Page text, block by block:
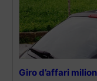
Giro d’affari